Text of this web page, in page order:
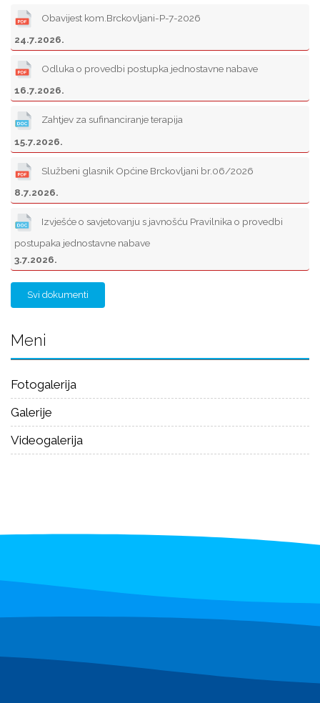
Obavijest kom.Brckovljani-P-7-2026
24.7.2026.
Odluka o provedbi postupka jednostavne nabave
16.7.2026.
Zahtjev za sufinanciranje terapija
15.7.2026.
Službeni glasnik Općine Brckovljani br.06/2026
8.7.2026.
Izvješće o savjetovanju s javnošću Pravilnika o provedbi
postupaka jednostavne nabave
3.7.2026.
Svi dokumenti
Meni
Fotogalerija
Galerije
Videogalerija